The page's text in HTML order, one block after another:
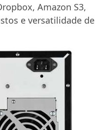
Amazon S3,
e versatilidade de